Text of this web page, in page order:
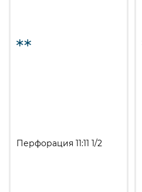
Перфорация 11:11 1/2